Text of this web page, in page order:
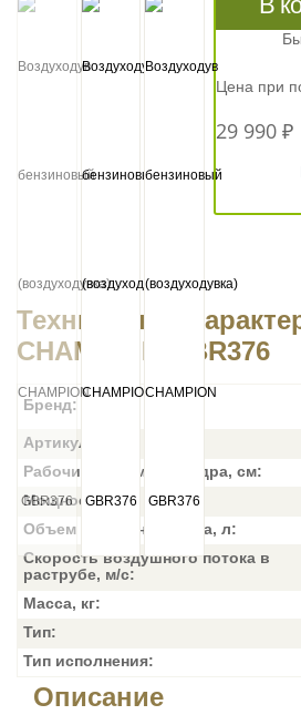
Цена при
29 990 ₽
Технические
CHAMPION GBR376
Бренд:
Артикул:
Рабочий объем цилиндра, см:
Мощность, кВт / л.с.:
Объем топливного бака, л:
Скорость воздушного потока в
раструбе, м/с:
Масса, кг:
Тип:
Тип исполнения:
Описание